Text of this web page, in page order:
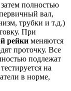
полностью
вал,
трубки и т.д.)
При
рейки меняются
проточку. Все
подлежат
на
в норме,